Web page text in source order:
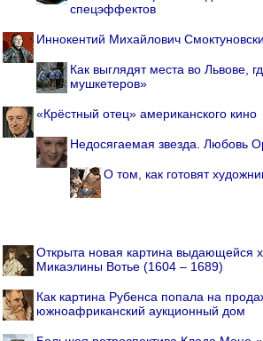
спецэффектов
Иннокентий Михайлович
Как выглядят места во Львове,
мушкетеров»
«Крёстный отец» американского кино
Недосягаемая звезда. Любовь
О том, как готовят
Открыта новая картина выдающейся
Микаэлины Вотье (1604 – 1689)
Как картина Рубенса попала на
южноафриканский аукционный дом